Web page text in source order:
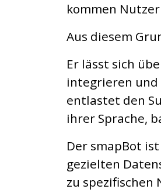
kommen
Aus diesem
Er lässt sich
integrieren
entlastet den
ihrer Sprache,
Der smapBot
gezielten
zu